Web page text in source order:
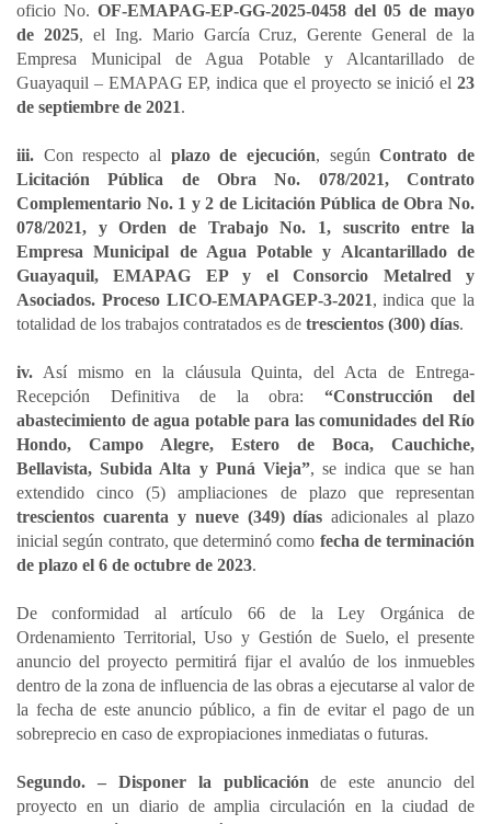
oficio No. OF-EMAPAG-EP-GG-2025-0458 del 05 de mayo
de 2025, el Ing. Mario García Cruz, Gerente General de la
Empresa Municipal de Agua Potable y Alcantarillado de
Guayaquil – EMAPAG EP, indica que el proyecto se inició el 23
de septiembre de 2021.
iii. Con respecto al plazo de ejecución, segúnContrato de
Licitación Pública de Obra No. 078/2021, Contrato
Complementario No. 1 y 2 de Licitación Pública de Obra No.
078/2021, y Orden de Trabajo No. 1, suscrito entre la
Empresa Municipal de Agua Potable y Alcantarillado de
Guayaquil, EMAPAG EP y el Consorcio Metalred y
Asociados. Proceso LICO-EMAPAGEP-3-2021, indica que la
totalidad de los trabajos contratados es de trescientos (300) días.
iv. Así mismo en la cláusula Quinta, del Acta de Entrega-
Recepción Definitiva de la obra: “Construcción del
abastecimiento de agua potable para las comunidades del Río
Hondo, Campo Alegre, Estero de Boca, Cauchiche,
Bellavista, Subida Alta y Puná Vieja”, se indica que se han
extendido cinco (5) ampliaciones de plazo que representan
trescientos cuarenta y nueve (349) días adicionales al plazo
inicial según contrato, que determinó como fecha de terminación
de plazo el 6 de octubre de 2023.
De conformidad al artículo 66 de la Ley Orgánica de
Ordenamiento Territorial, Uso y Gestión de Suelo, el presente
anuncio del proyecto permitirá fijar el avalúo de los inmuebles
dentro de la zona de influencia de las obras a ejecutarse al valor de
la fecha de este anuncio público, a fin de evitar el pago de un
sobreprecio en caso de expropiaciones inmediatas o futuras.
Segundo. – Disponer la publicación de este anuncio del
proyecto en un diario de amplia circulación en la ciudad de